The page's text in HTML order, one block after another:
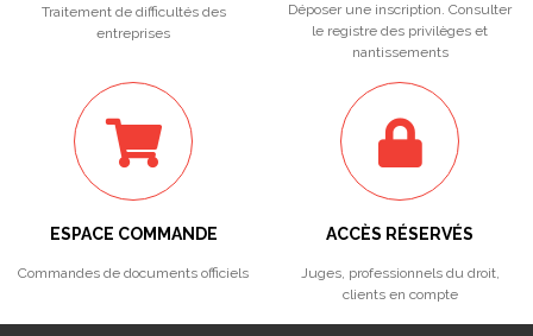
Traitement de difficultés des
entreprises
Déposer une inscription. Consulter
le registre des privilèges et
nantissements
ESPACE COMMANDE
Commandes de documents officiels
ACCÈS RÉSERVÉS
Juges, professionnels du droit,
clients en compte